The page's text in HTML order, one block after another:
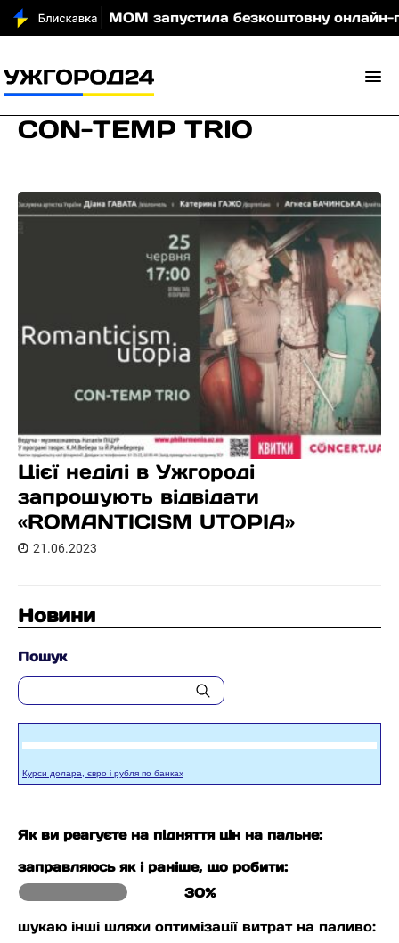
вночі МОМ запустила безкоштовну онлайн-гру,
CON-TEMP TRIO
Цієї неділі в Ужгороді
запрошують відвідати
«ROMANTICISM UTOPIA»
21.06.2023
Новини
Пошук
Курси долара, євро і рубля по банках
Як ви реагуєте на підняття цін на пальне:
заправляюсь як і раніше, що робити:
30%
шукаю інші шляхи оптимізації витрат на паливо: